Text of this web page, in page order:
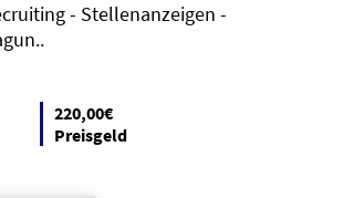
- Stellenanzeigen -
220,00€
Preisgeld